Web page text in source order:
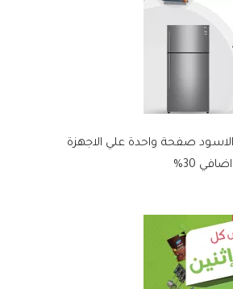
صفحة واحدة علي الاجهزة
30%